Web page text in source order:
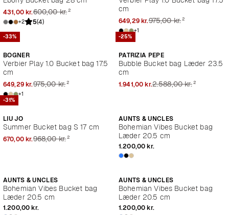
431,00 kr.600,00 kr.²
+2 5(4)
cm
649,29 kr.975,00 kr.²
+1
-33%
BOGNER
Verbier Play 1.0 Bucket bag 17.5
cm
649,29 kr.975,00 kr.²
+1
-25%
PATRIZIA PEPE
Bubble Bucket bag Læder 23.5
cm
1.941,00 kr.2.588,00 kr.²
-31%
LIU JO
Summer Bucket bag S 17 cm
670,00 kr.968,00 kr.²
AUNTS & UNCLES
Bohemian Vibes Bucket bag
Læder 20.5 cm
1.200,00 kr.
AUNTS & UNCLES
Bohemian Vibes Bucket bag
Læder 20.5 cm
1.200,00 kr.
AUNTS & UNCLES
Bohemian Vibes Bucket bag
Læder 20.5 cm
1.200,00 kr.